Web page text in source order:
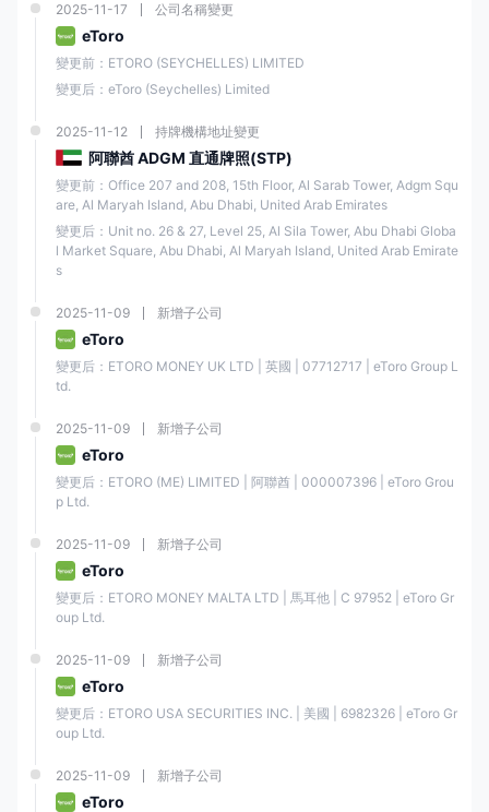
2025-11-17 公司名稱變更
eToro
變更前：ETORO (SEYCHELLES) LIMITED
變更后：eToro (Seychelles) Limited
2025-11-12 持牌機構地址變更
阿聯酋 ADGM 直通牌照(STP)
變更前：Office 207 and 208, 15th Floor, Al Sarab Tower, Adgm Squ
are, Al Maryah Island, Abu Dhabi, United Arab Emirates
變更后：Unit no. 26 & 27, Level 25, Al Sila Tower, Abu Dhabi Globa
l Market Square, Abu Dhabi, Al Maryah Island, United Arab Emirate
s
2025-11-09 新增子公司
eToro
變更后：ETORO MONEY UK LTD | 英國 | 07712717 | eToro Group L
td.
2025-11-09 新增子公司
eToro
變更后：ETORO (ME) LIMITED | 阿聯酋 | 000007396 | eToro Grou
p Ltd.
2025-11-09 新增子公司
eToro
變更后：ETORO MONEY MALTA LTD | 馬耳他 | C 97952 | eToro Gr
oup Ltd.
2025-11-09 新增子公司
eToro
變更后：ETORO USA SECURITIES INC. | 美國 | 6982326 | eToro Gr
oup Ltd.
2025-11-09 新增子公司
eToro